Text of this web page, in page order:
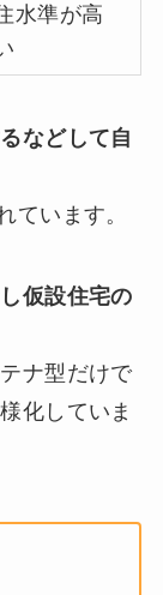
水準が高
などして自
ています。
仮設住宅の
ナ型だけで
化していま